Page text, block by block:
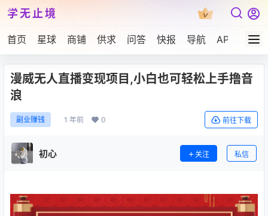
学无止境
首页 星球 商铺 供求 问答 快报 导航 APP下载
漫威无人直播变现项目,小白也可轻松上手撸音
浪
副业赚钱 1 年前 0 前往下载
初心 关注 私信